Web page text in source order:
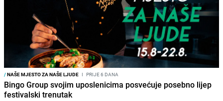
/NAŠE MJESTO ZA NAŠE LJUDE I PRIJE 6 DANA
Bingo Group svojim uposlenicima posvećuje posebno lijep
festivalski trenutak